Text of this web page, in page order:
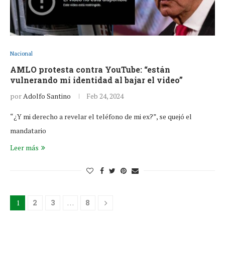
Nacional
AMLO protesta contra YouTube: “están
vulnerando mi identidad al bajar el video”
porAdolfo Santino Feb 24, 2024
“¿Y mi derecho a revelar el teléfono de mi ex?”, se quejó el
mandatario
Leer más
1 2 3 … 8